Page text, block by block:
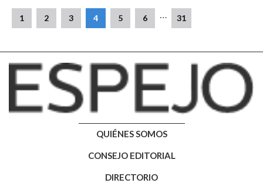
1 2 3 4 5 6 … 31
QUIÉNES SOMOS
CONSEJO EDITORIAL
DIRECTORIO